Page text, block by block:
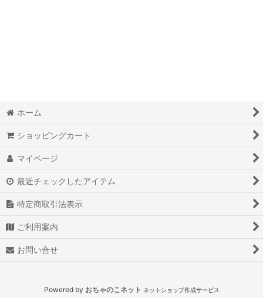
ホーム
ショッピングカート
マイページ
最近チェックしたアイテム
特定商取引法表示
ご利用案内
お問い合せ
Powered by おちゃのこネット ネットショップ作成サービス